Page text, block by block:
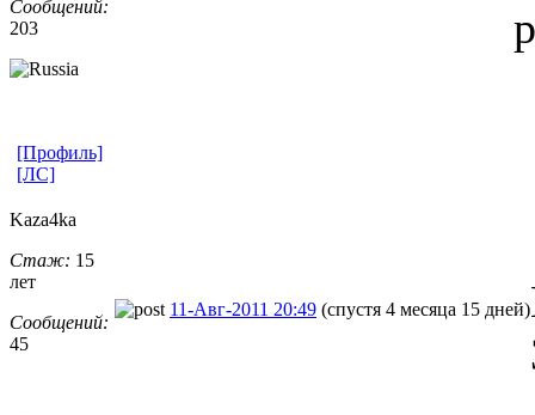
Сообщений:
203
[Профиль]
[ЛС]
Kaza4ka
Стаж: 15
лет
Сообщений:
45
11-Авг-2011 20:49 (спустя 4 месяца 15 дней)